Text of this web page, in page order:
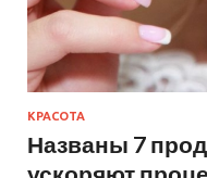
КРАСОТА
Названы 7